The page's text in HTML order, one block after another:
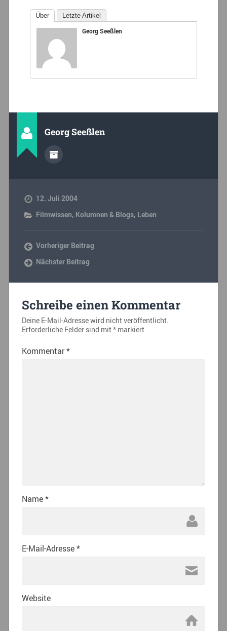
Über Letzte Artikel
Georg Seeßlen
Georg Seeßlen
12. Juli 2004
Filmwissen, Kolumnen & Blogs, Leben
Vorheriger Beitrag
Nächster Beitrag
Schreibe einen Kommentar
Deine E-Mail-Adresse wird nicht veröffentlicht.
Erforderliche Felder sind mit*markiert
Kommentar*
Name*
E-Mail-Adresse*
Website